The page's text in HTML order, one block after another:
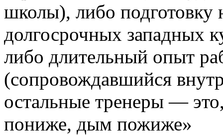
школы), либо подготовку
долгосрочных западных
либо длительный опыт
(сопровождавшийся
остальные тренеры —
пониже, дым пожиже»